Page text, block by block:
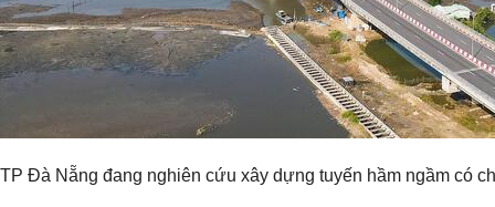
TP Đà Nẵng đang nghiên cứu xây dựng tuyến hầm ngầm có